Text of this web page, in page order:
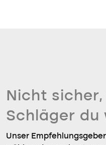
Nicht
Schläger du
Unser